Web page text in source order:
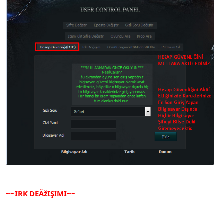
~~IRK DEÄžIŞIMI~~